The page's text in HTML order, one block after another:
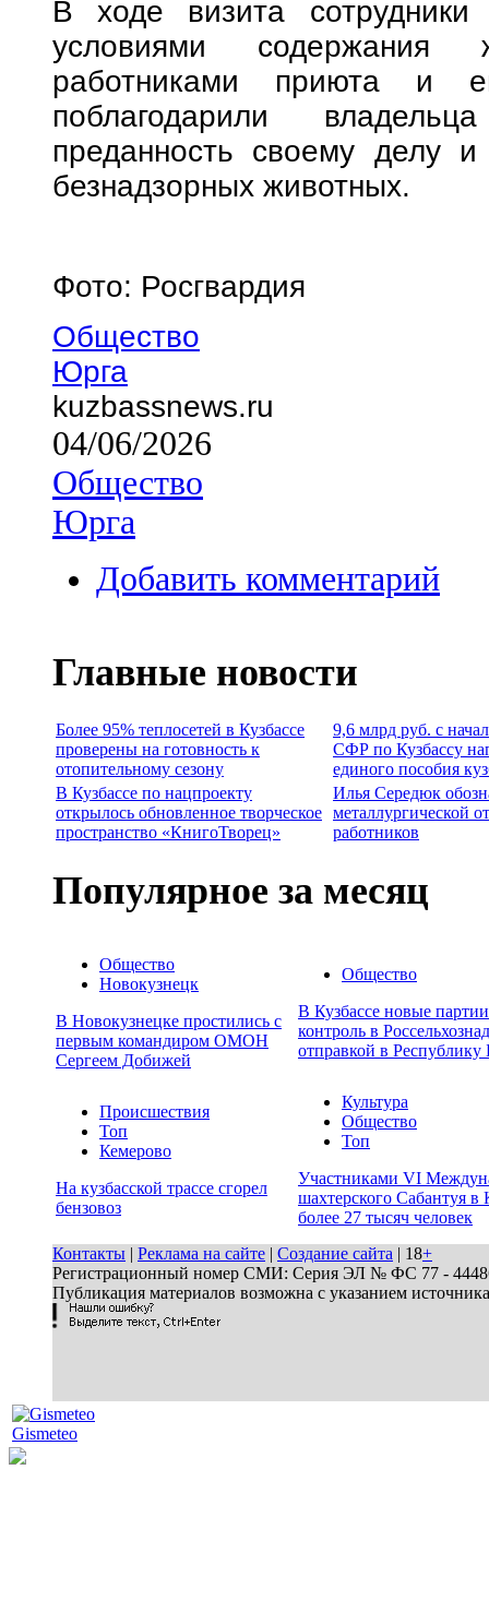
В ходе визита сотрудники
условиями содержания
работниками приюта и
поблагодарили
преданность своему делу
безнадзорных животных.
Фото: Росгвардия
Общество
Юрга
kuzbassnews.ru
04/06/2026
Общество
Юрга
Добавить комментарий
Главные новости
Более 95% теплосетей в Кузбассе
проверены на готовность к
отопительному сезону
9,6 млрд руб. с
СФР по Кузбассу
единого пособия
В Кузбассе по нацпроекту
открылось обновленное творческое
пространство «КнигоТворец»
Илья Середюк
металлургической
работников
Популярное за месяц
Общество
Новокузнецк
В Новокузнецке простились с
первым командиром ОМОН
Сергеем Добижей
Общество
В Кузбассе новые
контроль в
отправкой в Республику
Происшествия
Топ
Кемерово
На кузбасской трассе сгорел
бензовоз
Культура
Общество
Топ
Участниками VI
шахтерского Сабантуя в
более 27 тысяч человек
Контакты | Реклама на сайте | Создание сайта | 18+
Регистрационный номер СМИ: Серия ЭЛ № ФС 77 - 44486
Публикация материалов возможна с указанием
Gismeteo